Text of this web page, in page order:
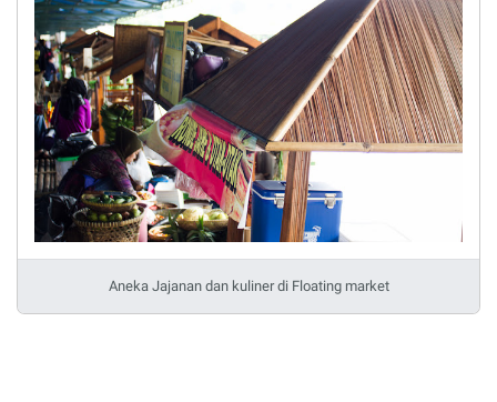
Aneka Jajanan dan kuliner di Floating market